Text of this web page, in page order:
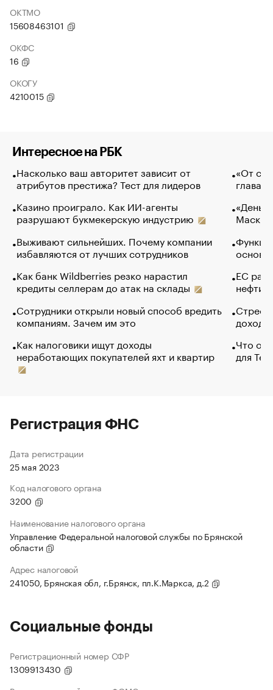
ОКТМО
15608463101
ОКФС
16
ОКОГУ
4210015
Интересное на РБК
Насколько ваш авторитет зависит от
атрибутов престижа? Тест для лидеров
Казино проиграло. Как ИИ-агенты
разрушают букмекерскую индустрию
Выживают сильнейших. Почему компании
избавляются от лучших сотрудников
Как банк Wildberries резко нарастил
кредиты селлерам до атак на склады
Сотрудники открыли новый способ вредить
компаниям. Зачем им это
Как налоговики ищут доходы
неработающих покупателей яхт и квартир
«От
глава
Маск в
основ
ЕС
нефти
Что
для
Регистрация ФНС
Дата регистрации
25 мая 2023
Код налогового органа
3200
Наименование налогового органа
Управление Федеральной налоговой службы по Брянской
области
Адрес налоговой
241050, Брянская обл, г.Брянск, пл.К.Маркса, д.2
Социальные фонды
Регистрационный номер СФР
1309913430